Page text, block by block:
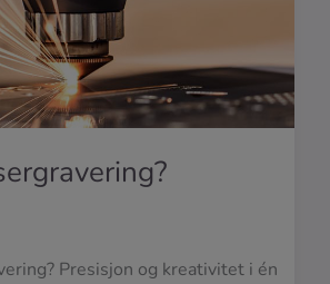
Presisjon og kreativitet i én